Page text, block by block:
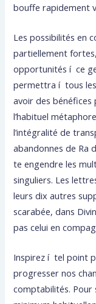
bouffe rapidement
Les possibilités en
partiellement
opportunités í ce
permettra í tous
avoir des bénéfices
l’habituel
l’intégralité de
abandonnes de Ra
te engendre les
singuliers. Les
leurs dix autres
scarabée, dans
pas celui en
Inspirez í tel point
progresser nos
comptabilités. Pour